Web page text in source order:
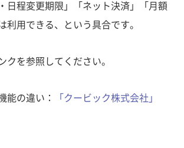
日程変更期限」「ネット決済」「月額
利用できる、という具合です。
クを参照してください。
能の違い：
「クービック株式会社」